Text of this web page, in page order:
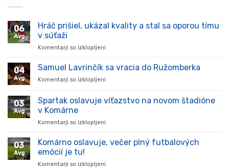
06
Avg
Hráč prišiel, ukázal kvality a stal sa oporou tímu
v súťaži
Komentarji so izklopljeni
prišiel,
stal
súťaži
04
Avg
Samuel Lavrinčík sa vracia do Ružomberka
Komentarji so izklopljeni
Lavrinčík
03
Avg
Spartak oslavuje víťazstvo na novom štadióne
v Komárne
Komentarji so izklopljeni
oslavuje
03
Avg
Komárno oslavuje, večer plný futbalových
emócií je tu!
Komentarji so izklopljeni